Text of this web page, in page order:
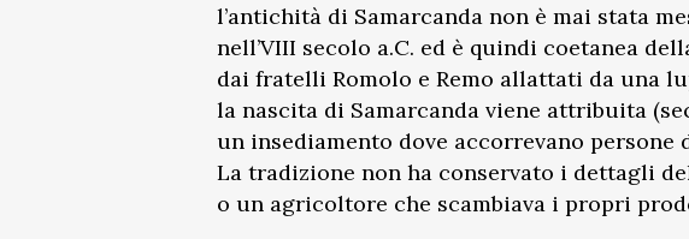
l’antichità di Samarcanda non è mai stata
nell’VIII secolo a.C. ed è quindi coetanea
dai fratelli Romolo e Remo allattati da una
la nascita di Samarcanda viene attribuita
un insediamento dove accorrevano persone
La tradizione non ha conservato i dettagli
o un agricoltore che scambiava i propri